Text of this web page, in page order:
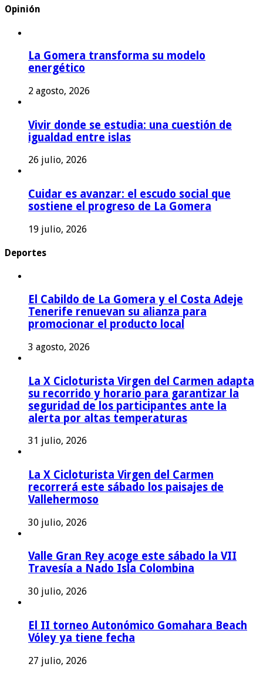
Opinión
La Gomera transforma su modelo
energético
2 agosto, 2026
Vivir donde se estudia: una cuestión de
igualdad entre islas
26 julio, 2026
Cuidar es avanzar: el escudo social que
sostiene el progreso de La Gomera
19 julio, 2026
Deportes
El Cabildo de La Gomera y el Costa Adeje
Tenerife renuevan su alianza para
promocionar el producto local
3 agosto, 2026
La X Cicloturista Virgen del Carmen adapta
su recorrido y horario para garantizar la
seguridad de los participantes ante la
alerta por altas temperaturas
31 julio, 2026
La X Cicloturista Virgen del Carmen
recorrerá este sábado los paisajes de
Vallehermoso
30 julio, 2026
Valle Gran Rey acoge este sábado la VII
Travesía a Nado Isla Colombina
30 julio, 2026
El II torneo Autonómico Gomahara Beach
Vóley ya tiene fecha
27 julio, 2026